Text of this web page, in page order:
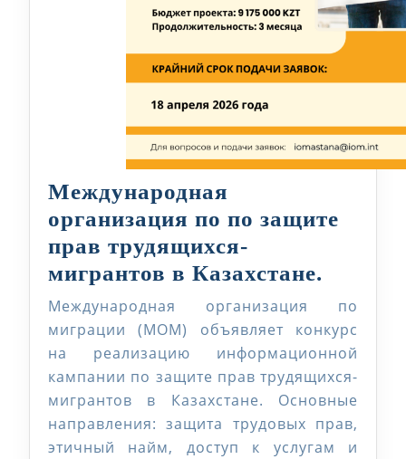
Международная
организация по по защите
прав трудящихся-
мигрантов в Казахстане.
по
по
защите
прав
Международная организация по
миграции (МОМ) объявляет конкурс
на реализацию информационной
кампании по защите прав трудящихся-
мигрантов в Казахстане. Основные
направления: защита трудовых прав,
этичный найм, доступ к услугам и